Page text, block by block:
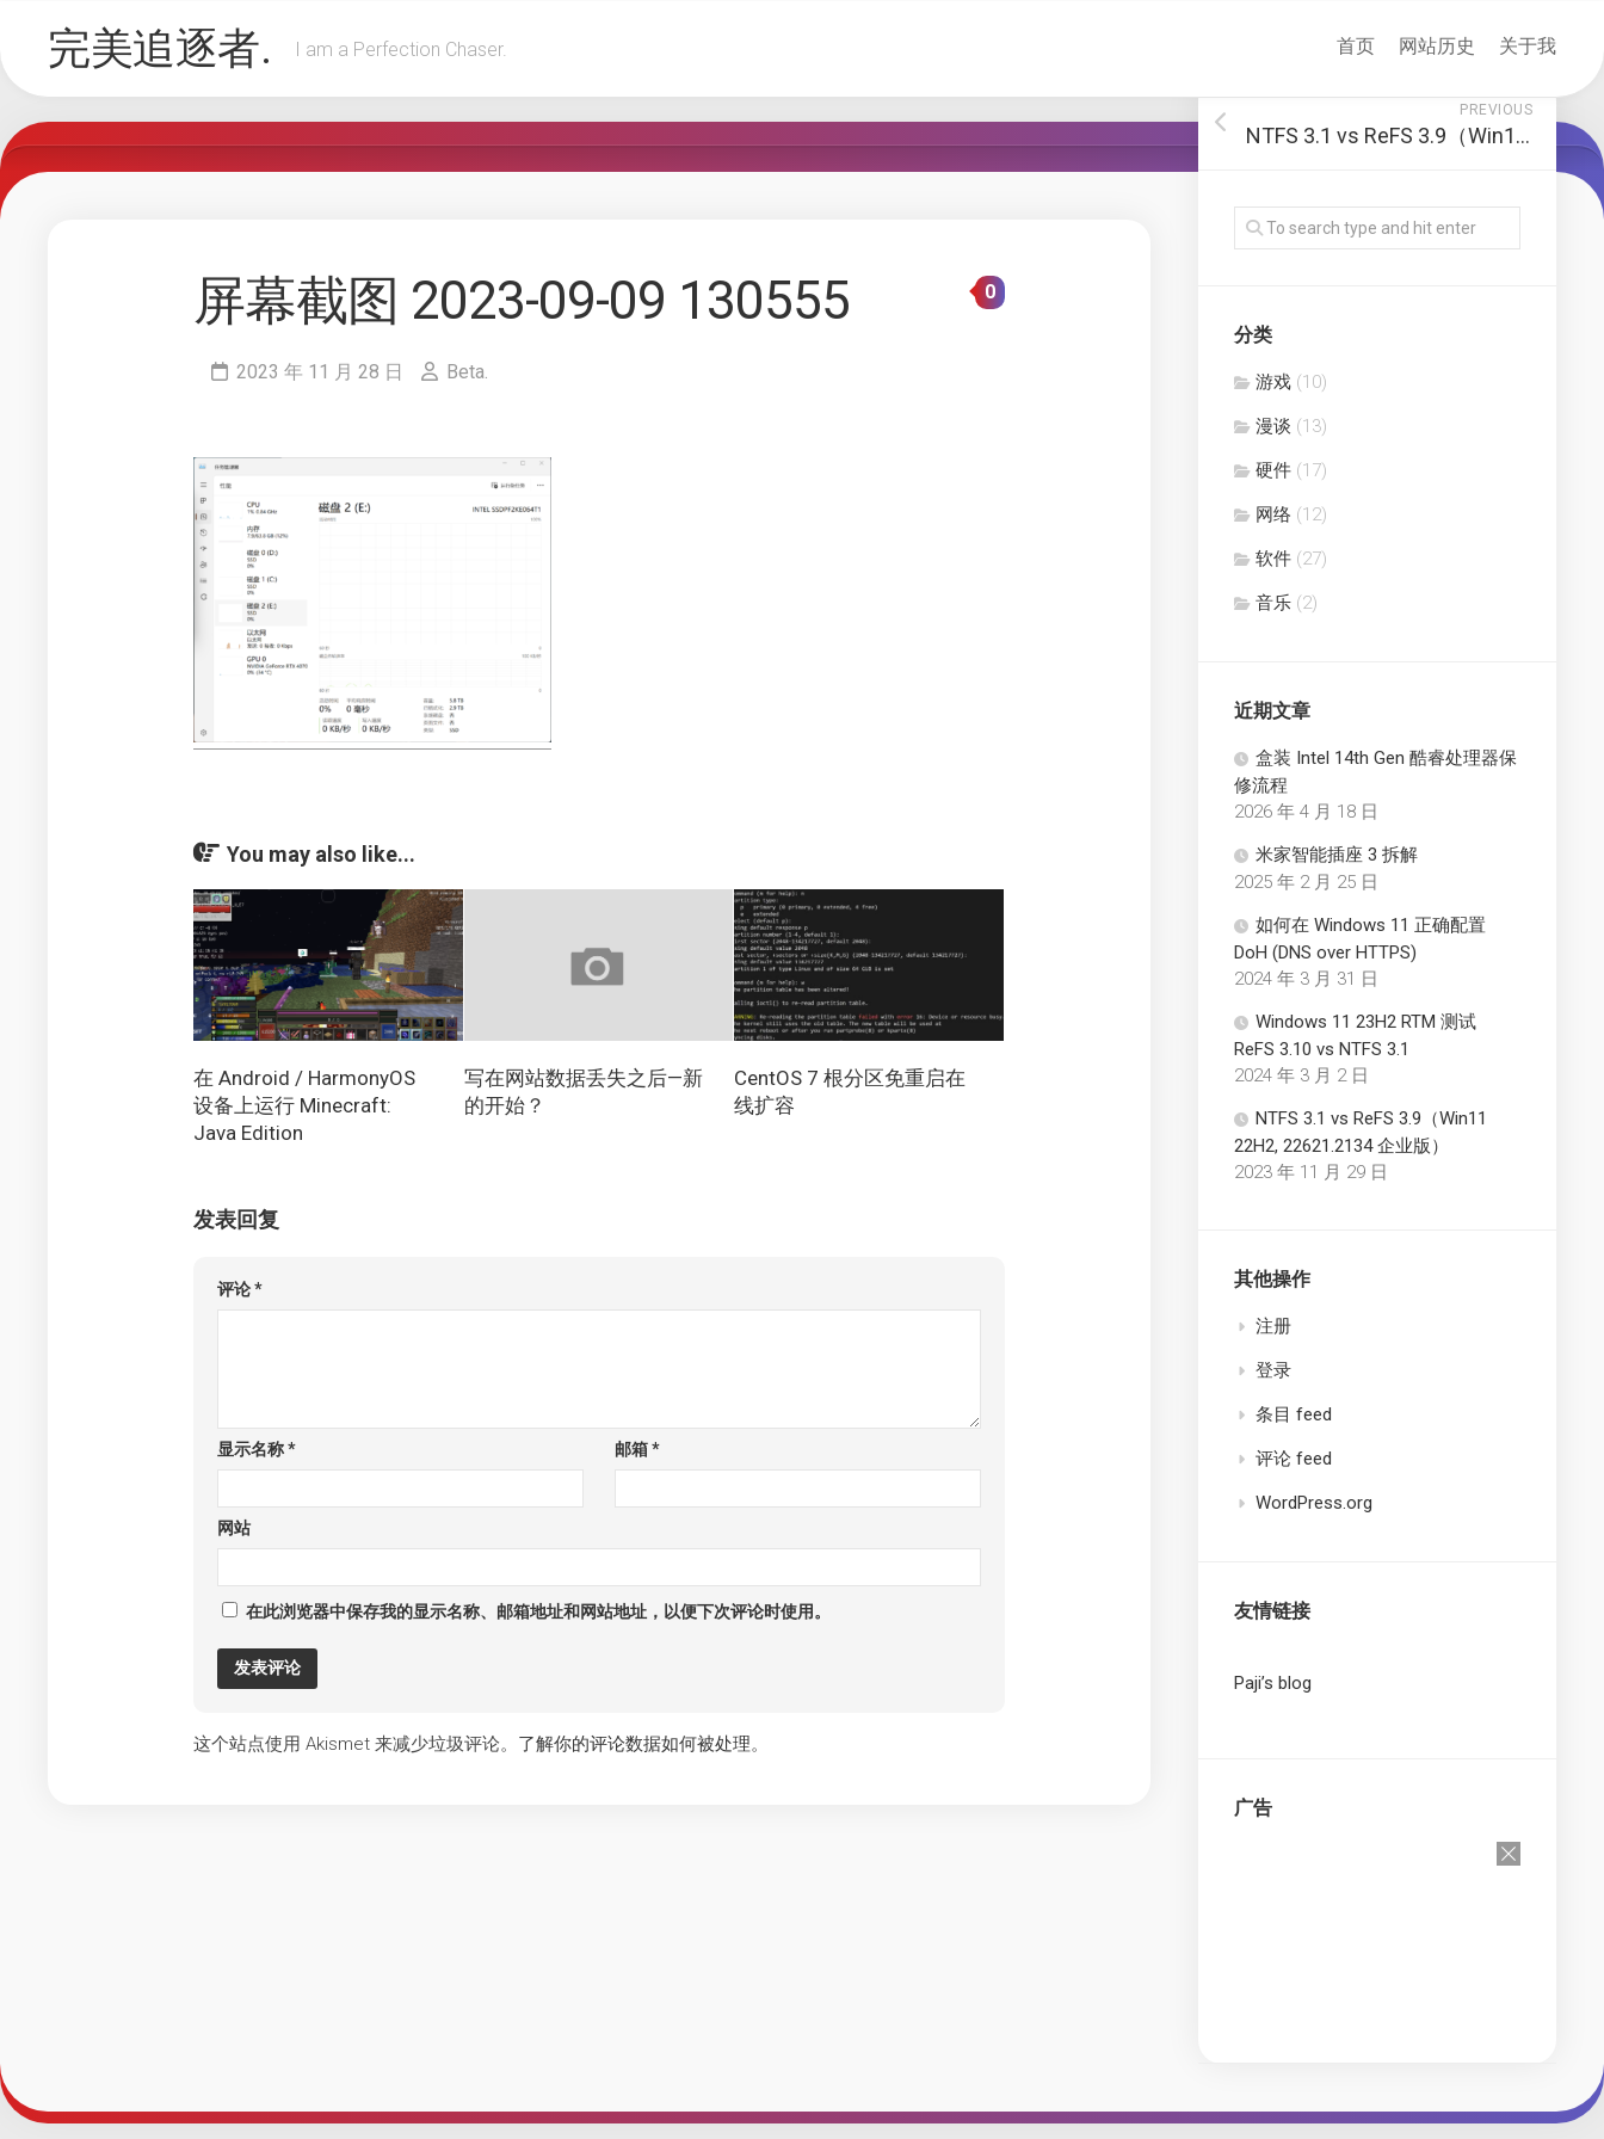
content完美追逐者. I am a Perfection Chaser. 首页 网站历史 关于我
屏幕截图 2023-09-09 130555
2023 年 11 月 28 日 Beta.
0
You may also like...
在 Android / HarmonyOS
设备上运行 Minecraft:
Java Edition
写在网站数据丢失之后—新
的开始？
CentOS 7 根分区免重启在
线扩容
发表回复
评论*
显示名称* 邮箱*
网站
在此浏览器中保存我的显示名称、邮箱地址和网站地址，以便下次评论时使用。
这个站点使用 Akismet 来减少垃圾评论。 了解你的评论数据如何被处理。
PREVIOUS
NTFS 3.1 vs ReFS 3.9（Win11 22H2, 22621.2134 企业版）
分类
游戏 (10)
漫谈 (13)
硬件 (17)
网络 (12)
软件 (27)
音乐 (2)
近期文章
盒装 Intel 14th Gen 酷睿处理器保
修流程
2026 年 4 月 18 日
米家智能插座 3 拆解
2025 年 2 月 25 日
如何在 Windows 11 正确配置
DoH (DNS over HTTPS)
2024 年 3 月 31 日
Windows 11 23H2 RTM 测试
ReFS 3.10 vs NTFS 3.1
2024 年 3 月 2 日
NTFS 3.1 vs ReFS 3.9（Win11
22H2, 22621.2134 企业版）
2023 年 11 月 29 日
其他操作
注册
登录
条目 feed
评论 feed
WordPress.org
友情链接
Paji’s blog
广告